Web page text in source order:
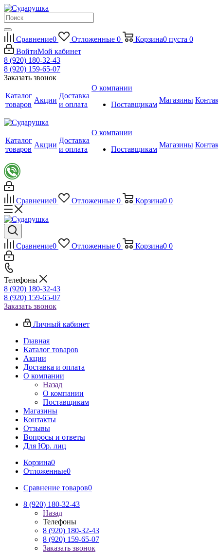
Сравнение0 Отложенные 0 Корзина0 пуста 0
ВойтиМой кабинет
8 (920) 180-32-43
8 (920) 159-65-07
Заказать звонок
Каталог
товаров
Акции
Доставка
и оплата
О компании
Поставщикам
Магазины
Каталог
товаров
Акции
Доставка
и оплата
О компании
Поставщикам
Магазины
Сравнение0 Отложенные 0 Корзина0 0
Сравнение0 Отложенные 0 Корзина0 0
Телефоны
8 (920) 180-32-43
8 (920) 159-65-07
Заказать звонок
Личный кабинет
Главная
Каталог товаров
Акции
Доставка и оплата
О компании
Назад
О компании
Поставщикам
Магазины
Контакты
Отзывы
Вопросы и ответы
Для Юр. лиц
Корзина0
Отложенные0
Сравнение товаров0
8 (920) 180-32-43
Назад
Телефоны
8 (920) 180-32-43
8 (920) 159-65-07
Заказать звонок